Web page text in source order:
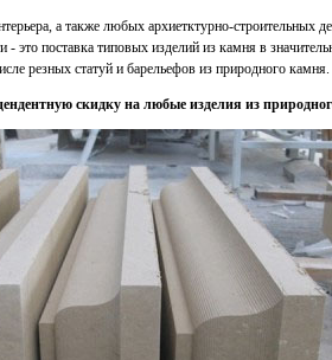
а также любых архиетктурно-строительных
поставка типовых изделий из камня в
резных статуй и барельефов из природного камня.
скидку на любые изделия из